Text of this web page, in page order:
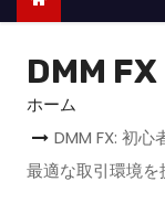
DMM FX
ホーム
DMM FX: 初
最適な取引環境を